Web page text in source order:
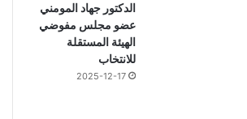
الدكتور جهاد المومني
عضو مجلس مفوضي
الهيئة المستقلة
للانتخاب
2025-12-17